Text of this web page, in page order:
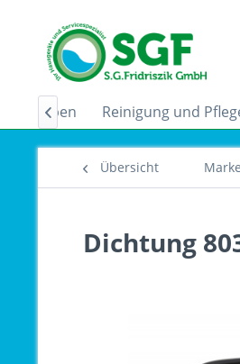
Reinigung und

Übersicht
Dichtung